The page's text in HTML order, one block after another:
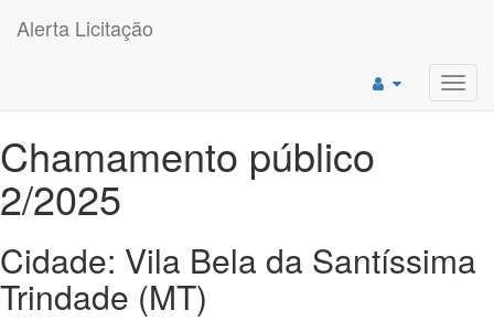
Alerta Licitação
Chamamento público
2/2025
Cidade: Vila Bela da Santíssima
Trindade (MT)